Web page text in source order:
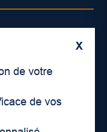
X
de votre
de vos